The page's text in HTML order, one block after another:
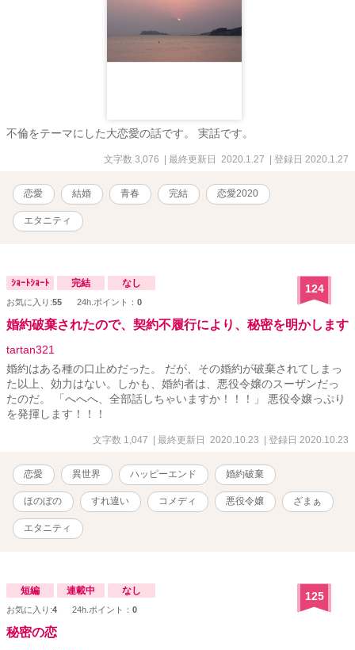
不倫をテーマにした大恋愛の話です。 実話です。
文字数 3,076 | 最終更新日 2020.1.27 | 登録日 2020.1.27
恋愛 結婚 青春 完結 恋愛2020
エタニティ
ｼｮｰﾄｼｮｰﾄ 完結 なし
お気に入り:55 24h.ポイント： 0
124
婚約破棄されたので、契約不履行により、秘密を明かします
tartan321
婚約はある種の口止めだった。 だが、その婚約が破棄されてしまっ
た以上、効力はない。しかも、婚約者は、悪役令嬢のスーザンだっ
たのだ。 「へへへ、全部話しちゃいますか！！！」 悪役令嬢っぷり
を発揮します！！！
文字数 1,047 | 最終更新日 2020.10.23 | 登録日 2020.10.23
恋愛 異世界 ハッピーエンド 婚約破棄
ほのぼの すれ違い コメディ 悪役令嬢 ざまぁ
エタニティ
短編 連載中 なし
お気に入り:4 24h.ポイント： 0
125
秘密の恋